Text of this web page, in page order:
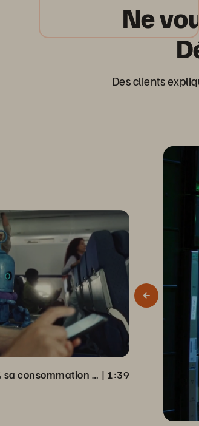
Ne
Des clients
Virgin Media réduit de 98 % sa consommation d’électricité | 1:39